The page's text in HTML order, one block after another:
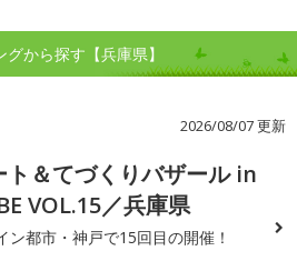
から探す【兵庫県】
2026/08/07 更新
ト＆てづくりバザール in
VOL.15／兵庫県
ン都市・神戸で15回目の開催！